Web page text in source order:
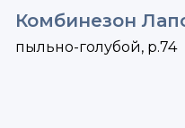
Комбинезон
пыльно-голубой, р.74